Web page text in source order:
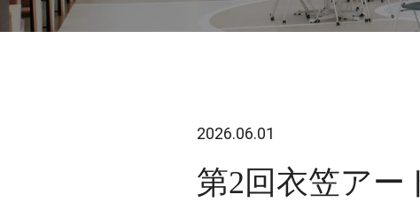
2026.06.01
第2回衣笠アー